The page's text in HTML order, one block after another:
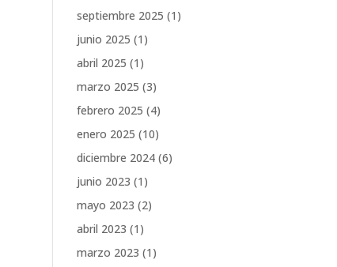
septiembre 2025 (1)
junio 2025 (1)
abril 2025 (1)
marzo 2025 (3)
febrero 2025 (4)
enero 2025 (10)
diciembre 2024 (6)
junio 2023 (1)
mayo 2023 (2)
abril 2023 (1)
marzo 2023 (1)